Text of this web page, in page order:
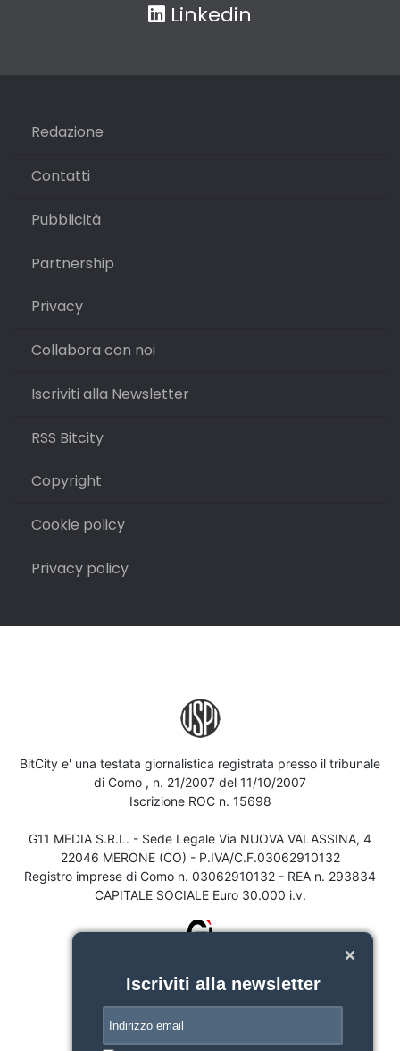
Linkedin
Redazione
Contatti
Pubblicità
Partnership
Privacy
Collabora con noi
Iscriviti alla Newsletter
RSS Bitcity
Copyright
Cookie policy
Privacy policy
BitCity e' una testata giornalistica registrata presso il tribunale
di Como , n. 21/2007 del 11/10/2007
Iscrizione ROC n. 15698
G11 MEDIA S.R.L. - Sede Legale Via NUOVA VALASSINA, 4
22046 MERONE (CO) - P.IVA/C.F.03062910132
Registro imprese di Como n. 03062910132 - REA n. 293834
CAPITALE SOCIALE Euro 30.000 i.v.
Iscriviti alla newsletter